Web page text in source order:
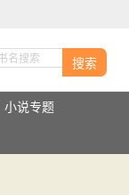
搜索
小说专题